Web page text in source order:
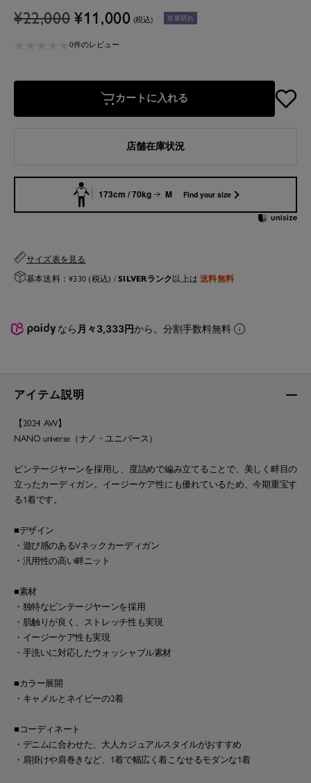
アイテム説明
【2024 AW】
NANO universe（ナノ・ユニバース）
ビンテージヤーンを採用し、度詰めで編み立てることで、美しく畔目の
立ったカーディガン。イージーケア性にも優れているため、今期重宝す
る1着です。
■デザイン
・遊び感のあるVネックカーディガン
・汎用性の高い畔ニット
■素材
・独特なビンテージヤーンを採用
・肌触りが良く、ストレッチ性も実現
・イージーケア性も実現
・手洗いに対応したウォッシャブル素材
■カラー展開
・キャメルとネイビーの2着
■コーディネート
・デニムに合わせた、大人カジュアルスタイルがおすすめ
・肩掛けや肩巻きなど、1着で幅広く着こなせるモダンな1着
通
¥22,000 セ
ル
格
¥11,000 (税込) 在庫切れ
0件のレビュー
カートに入れる
店舗在庫状況
173cm / 70kg M Find your size
サイズ表を見る
基本送料：¥330 (税込) /SILVERランク 以上は送料無料
なら 月々3,333円から。分割手数料無料